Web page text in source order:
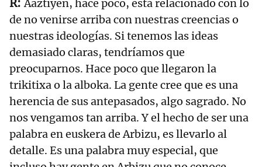
Aaztiyen, hace poco, está relacionado con lo
de no venirse arriba con nuestras creencias o
nuestras ideologías. Si tenemos las ideas
demasiado claras, tendríamos que
preocuparnos. Hace poco que llegaron la
trikitixa o la alboka. La gente cree que es una
herencia de sus antepasados, algo sagrado. No
nos vengamos tan arriba. Y el hecho de ser una
palabra en euskera de Arbizu, es llevarlo al
detalle. Es una palabra muy especial, que